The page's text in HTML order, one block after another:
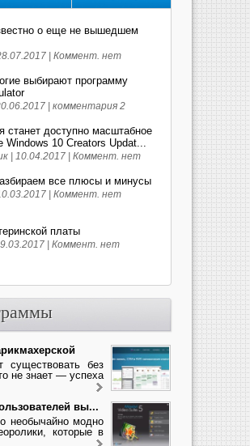
о еще не вышедшем
| Коммент. нет
выбирают программу
| комментария 2
станет доступно масштабное
Windows 10 Creators Updat...
| 10.04.2017 | Коммент. нет
все плюсы и минусы
| Коммент. нет
платы
| Коммент. нет
без
не знает — успеха
вы...
необычайно модно
которые в